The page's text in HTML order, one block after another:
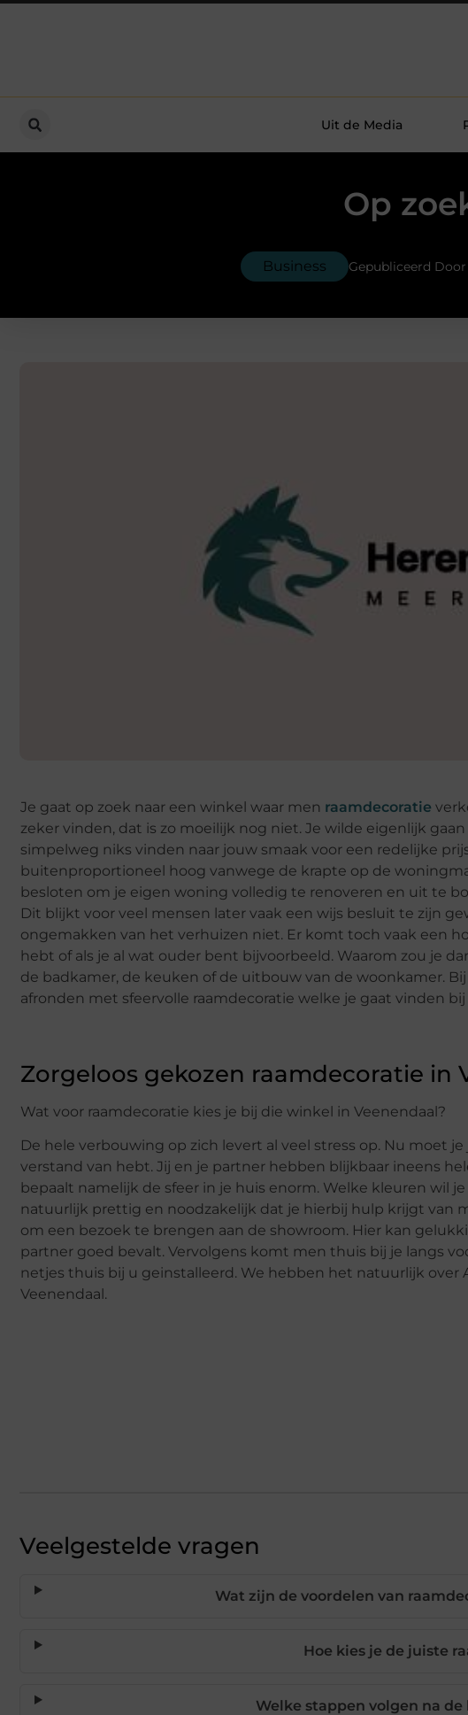
Uit de Media
Op
Business Gepubliceerd
Je gaat op zoek naar een winkel waar men raamdecoratie
zeker vinden, dat is zo moeilijk nog niet. Je wilde eigenlijk
simpelweg niks vinden naar jouw smaak voor een redelijke
buitenproportioneel hoog vanwege de krapte op de
besloten om je eigen woning volledig te renoveren en uit te
Dit blijkt voor veel mensen later vaak een wijs besluit te zijn
ongemakken van het verhuizen niet. Er komt toch vaak een
hebt of als je al wat ouder bent bijvoorbeeld. Waarom zou je
de badkamer, de keuken of de uitbouw van de woonkamer.
afronden met sfeervolle raamdecoratie welke je gaat vinden
Zorgeloos gekozen raamdecoratie in
Wat voor raamdecoratie kies je bij die winkel in Veenendaal?
De hele verbouwing op zich levert al veel stress op. Nu moet
verstand van hebt. Jij en je partner hebben blijkbaar ineens
bepaalt namelijk de sfeer in je huis enorm. Welke kleuren wil
natuurlijk prettig en noodzakelijk dat je hierbij hulp krijgt van
om een bezoek te brengen aan de showroom. Hier kan
partner goed bevalt. Vervolgens komt men thuis bij je langs
netjes thuis bij u geinstalleerd. We hebben het natuurlijk
Veenendaal.
Veelgestelde vragen
Wat zijn de voordelen van
Hoe kies je de juiste
Welke stappen volgen na